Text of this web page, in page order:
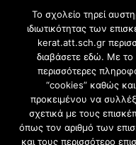
« Jun
Αρχείο
Αρχείο
Select Month
Το σχολείο τηρεί
ιδιωτικότητας των
kerat.att.sch.gr
διαβάσετε εδώ. Με
περισσότερες
“cookies” καθώς
προκειμένου να
σχετικά με τους
όπως τον αριθμό των
και τους περισσότερο